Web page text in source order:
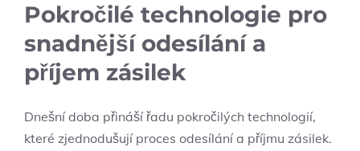
Pokročilé technologie pro
snadnější odesílání a
příjem zásilek
Dnešní doba přináší řadu pokročilých technologií,
které zjednodušují proces odesílání a příjmu zásilek.